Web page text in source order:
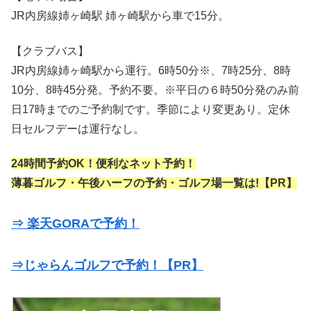
JR内房線姉ヶ崎駅 姉ヶ崎駅から車で15分。
【クラブバス】
JR内房線姉ヶ崎駅から運行。6時50分※、7時25分、8時
10分、8時45分発。予約不要。※平日の６時50分発のみ前
日17時までのご予約制です。季節により変更あり。定休
日セルフデーは運行なし。
24時間予約OK！便利なネット予約！
薄暮ゴルフ・午後ハーフの予約・ゴルフ場一覧は!【PR】
⇒ 楽天GORAで予約！
⇒じゃらんゴルフで予約！【PR】